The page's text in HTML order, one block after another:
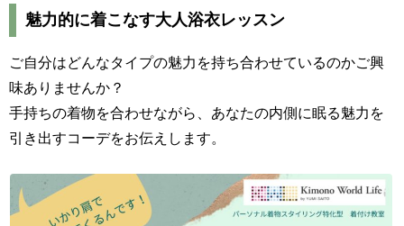
魅力的に着こなす大人浴衣レッスン
ご自分はどんなタイプの魅力を持ち合わせているのかご興
味ありませんか？
手持ちの着物を合わせながら、あなたの内側に眠る魅力を
引き出すコーデをお伝えします。